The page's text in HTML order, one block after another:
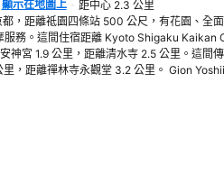
顯示在地圖上
距中心 2.3 公里
，距離祗園四條站 500 公尺，有花園、全面
服務。這間住宿距離 Kyoto Shigaku Kaikan
神宮 1.9 公里，距離清水寺 2.5 公里。這間
，距離禪林寺永觀堂 3.2 公里。 Gion